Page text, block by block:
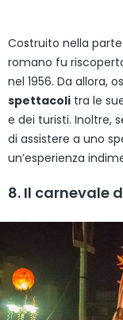
Costruito nella parte
romano fu
nel 1956. Da allora,
spettacoli tra le
e dei turisti. Inoltre,
di assistere a uno
un’esperienza
8. Il carnevale